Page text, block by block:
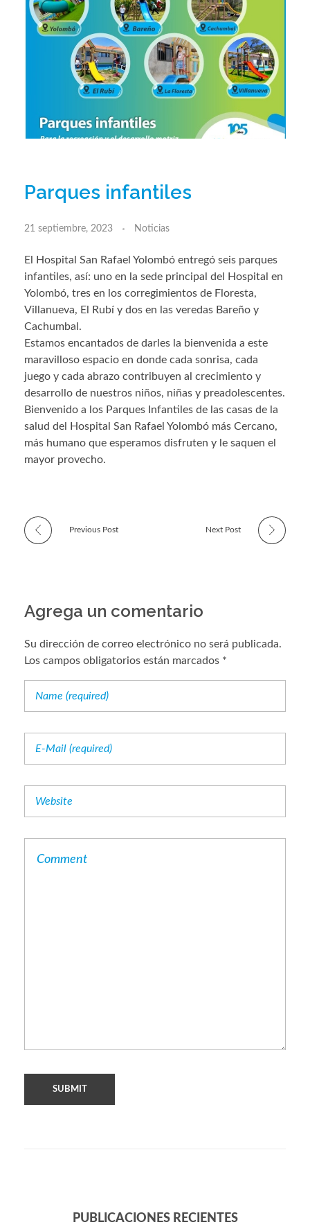
Parques infantiles
21 septiembre, 2023 Noticias
El Hospital San Rafael Yolombó entregó seis parques
infantiles, así: uno en la sede principal del Hospital en
Yolombó, tres en los corregimientos de Floresta,
Villanueva, El Rubí y dos en las veredas Bareño y
Cachumbal.
Estamos encantados de darles la bienvenida a este
maravilloso espacio en donde cada sonrisa, cada
juego y cada abrazo contribuyen al crecimiento y
desarrollo de nuestros niños, niñas y preadolescentes.
Bienvenido a los Parques Infantiles de las casas de la
salud del Hospital San Rafael Yolombó más Cercano,
más humano que esperamos disfruten y le saquen el
mayor provecho.
Previous Post Next Post
Agrega un comentario
Su dirección de correo electrónico no será publicada.
Los campos obligatorios están marcados *
PUBLICACIONES RECIENTES